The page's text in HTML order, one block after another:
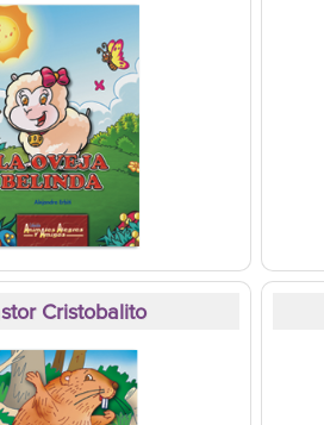
Cristobalito